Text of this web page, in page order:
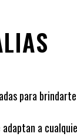
para
a